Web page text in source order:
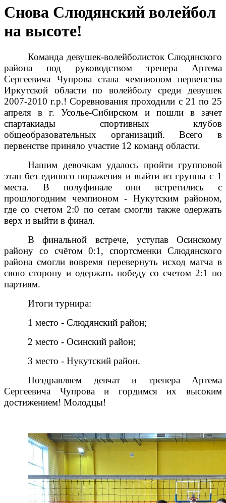
Снова Слюдянский волейбол
на высоте!
Команда девушек-волейболисток Слюдянского
района под руководством тренера Артема
Сергеевича Чупрова стала чемпионом первенства
Иркутской области по волейболу среди девушек
2007-2010 г.р.! Соревнования проходили с 21 по 25
апреля в г. Усолье-Сибирском и пошли в зачет
спартакиады спортивных клубов
общеобразовательных организаций. Всего в
первенстве приняло участие 12 команд области.
Нашим девочкам удалось пройти групповой
этап без единого поражения и выйти из группы с 1
места. В полуфинале они встретились с
прошлогодним чемпионом - Нукутским районом,
где со счетом 2:0 по сетам смогли также одержать
верх и выйти в финал.
В финальной встрече, уступав Осинскому
району со счётом 0:1, спортсменки Слюдянского
района смогли вовремя перевернуть исход матча в
свою сторону и одержать победу со счетом 2:1 по
партиям.
Итоги турнира:
1 место - Слюдянский район;
2 место - Осинский район;
3 место - Нукутский район.
Поздравляем девчат и тренера Артема
Сергеевича Чупрова и гордимся их высоким
достижением! Молодцы!